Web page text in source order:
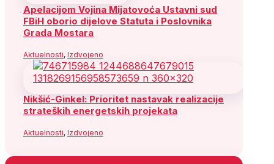
Apelacijom Vojina Mijatovoća Ustavni sud
FBiH oborio dijelove Statuta i Poslovnika
Grada Mostara
Aktuelnosti, Izdvojeno
Nikšić-Ginkel: Prioritet nastavak realizacije
strateških energetskih projekata
Aktuelnosti, Izdvojeno